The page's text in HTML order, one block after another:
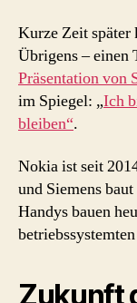
Kurze Zeit später
Übrigens – einen
Präsentation von
im Spiegel: „Ich
bleiben“.
Nokia ist seit
und Siemens
Handys bauen
Zukunft